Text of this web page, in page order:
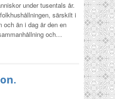
under tusentals år.
särskilt i
och än i dag är den en
och…